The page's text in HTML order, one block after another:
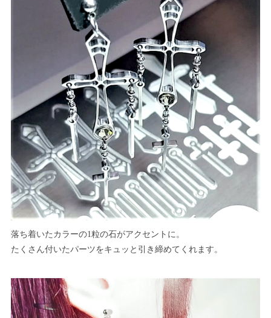
落ち着いたカラーの1粒の石がアクセントに。
たくさん付いたパーツをキュッと引き締めてくれます。